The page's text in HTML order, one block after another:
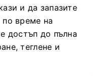
и да запазите
време на
достъп до пълна
теглене и